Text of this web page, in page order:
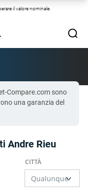
il valore nominale.
Compare.com sono
una garanzia del
Andre Rieu